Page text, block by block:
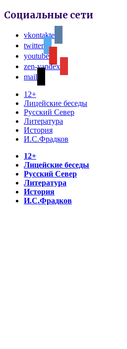
Социальные сети
vkontakte
twitter
youtube
zen-yandex
mail
12+
Лицейские беседы
Русский Север
Литература
История
И.С.Фрадков
12+
Лицейские беседы
Русский Север
Литература
История
И.С.Фрадков